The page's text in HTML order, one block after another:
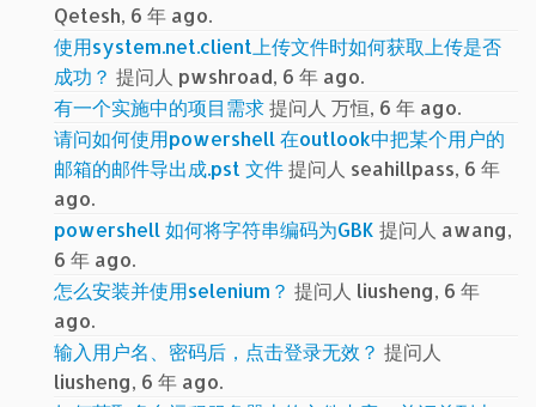
Qetesh, 6 年 ago.
使用system.net.client上传文件时如何获取上传是否
成功？ 提问人 pwshroad, 6 年 ago.
有一个实施中的项目需求提问人 万恒, 6 年 ago.
请问如何使用powershell 在outlook中把某个用户的
邮箱的邮件导出成.pst 文件提问人 seahillpass, 6 年
ago.
powershell 如何将字符串编码为GBK 提问人 awang,
6 年 ago.
怎么安装并使用selenium？ 提问人 liusheng, 6 年
ago.
输入用户名、密码后，点击登录无效？ 提问人
liusheng, 6 年 ago.